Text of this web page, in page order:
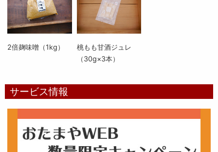
2倍麹味噌（1kg）
桃もも甘酒ジュレ
（30g×3本）
サービス情報